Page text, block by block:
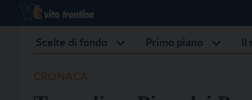
Scelte di fondo Primo piano Il